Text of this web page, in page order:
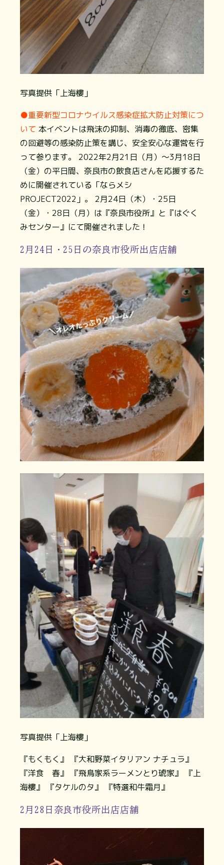
写真提供「上海樓」
●重要 ​新型コロナウイルス感染症拡大防止対策につ
いて 本イベントは飛沫の抑制、消毒の徹底、密集
の回避等の感染防止策を講じ、安全安心な運営を行
って参ります。 2022年2月21日（月）～3月18日
（金）の平日間、奈良市の飲食店さんを応援するた
めに開催されている「ならメシ
PROJECT2022」。 2月24日（木）・25日
（金）・28日（月）は『奈良市役所』と『はぐく
みセンター』にて開催されました！
2月24日・25日の奈良市役所出店店舗
写真提供「上海樓」
『もくもく』 『大和野菜イタリアン ナチュラ』
『洋食 春』 『飛鳥家系ラーメンとり琥家』 『上
海樓』 『タケルのタ』 『特選和牛霜月』
2月28日奈良市役所出店店舗